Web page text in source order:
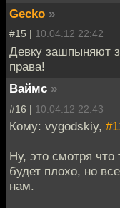
Gecko »
#15 | 10.04.12 22:42
Девку зашпыняют
права!
Ваймс »
#16 | 10.04.12 22:43
Кому: vygodskiy,
Ну, это смотря
будет плохо, но
нам.